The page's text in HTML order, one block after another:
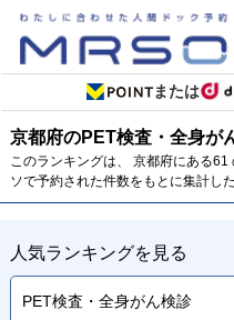
または
京都府のPET検査・全身が
このランキングは、 京都府にある
ソで予約された件数をもとに集計し
人気ランキングを見る